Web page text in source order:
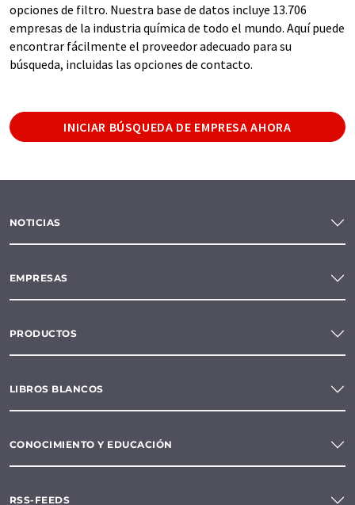
opciones de filtro. Nuestra base de datos incluye 13.706
empresas de la industria química de todo el mundo. Aquí puede
encontrar fácilmente el proveedor adecuado para su
búsqueda, incluidas las opciones de contacto.
INICIAR BÚSQUEDA DE EMPRESA AHORA
NOTICIAS
EMPRESAS
PRODUCTOS
LIBROS BLANCOS
CONOCIMIENTO Y EDUCACIÓN
RSS-FEEDS